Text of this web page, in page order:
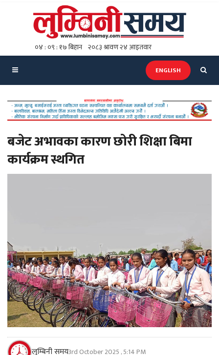
ENGLISH
बजेट अभावका कारण छोरी शिक्षा बिमा
कार्यक्रम स्थगित
लुम्बिनी समय3rd October 2025 , 5:14 PM